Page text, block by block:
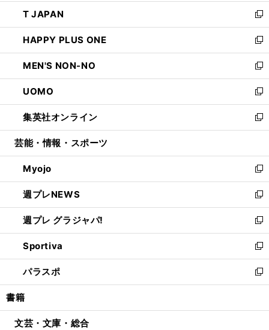
く
で
開
く
ン
ド
ウ
で
開
く
ウ
ィ
ン
ド
ウ
で
開
く
し
い
ウ
ィ
ン
ド
ウ
で
開
く
T JAPAN
新
し
い
ウ
ィ
ン
ド
ウ
で
開
HAPPY PLUS ONE
新
し
い
ウ
ィ
ン
ド
ウ
開
く
MEN'S NON-NO
新
し
い
ウ
ィ
ン
ウ
で
開
く
UOMO
新
し
い
ウ
ン
ド
ウ
で
開
く
集英社オンライン
新
し
ウ
ィ
ン
ド
ウ
で
開
く
芸能・情報・スポーツ
Myojo
新
し
い
ウ
ィ
ン
ド
ウ
で
開
週プレNEWS
新
し
い
ウ
ィ
ン
ド
ウ
開
週プレ グラジャパ!
新
し
い
ウ
ィ
ン
ウ
Sportiva
新
し
い
ウ
ン
パラスポ
新
し
ウ
書籍
文芸・文庫・総合